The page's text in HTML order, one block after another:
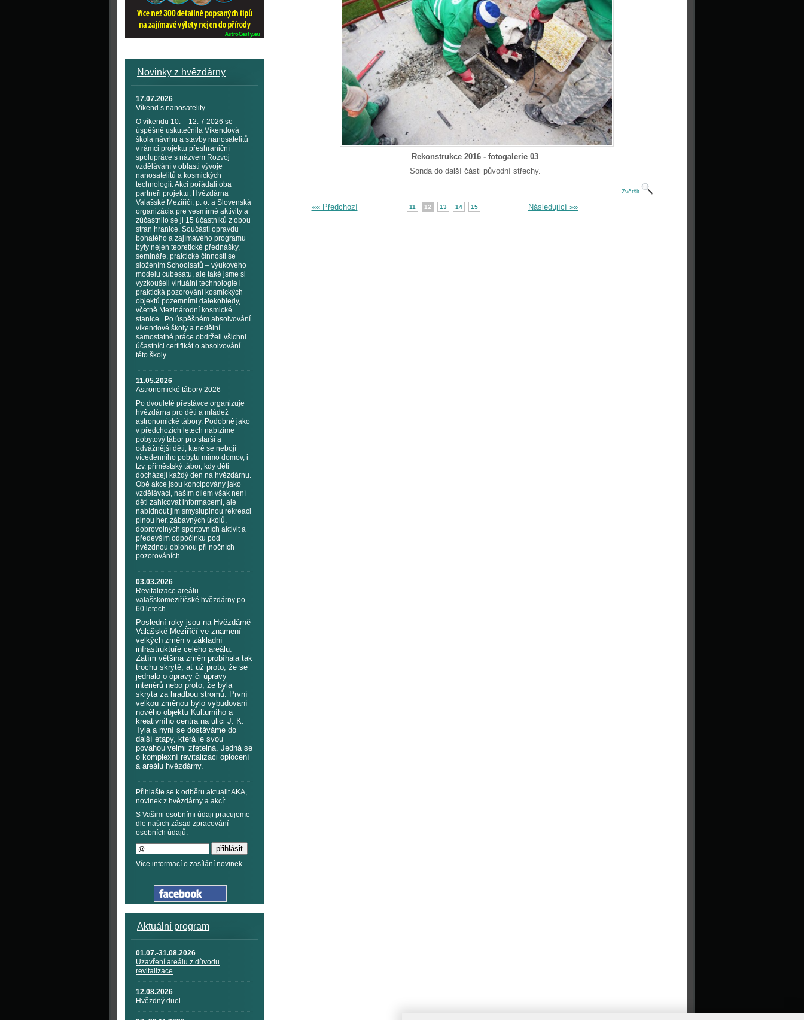
Novinky z hvězdárny
17.07.2026
Víkend s nanosatelity
O víkendu 10. – 12. 7 2026 se
úspěšně uskutečnila Víkendová
škola návrhu a stavby nanosatelitů
v rámci projektu přeshraniční
spolupráce s názvem Rozvoj
vzdělávání v oblasti vývoje
nanosatelitů a kosmických
technologií. Akci pořádali oba
partneři projektu, Hvězdárna
Valašské Meziříčí, p. o. a Slovenská
organizácia pre vesmírné aktivity a
zúčastnilo se ji 15 účastníků z obou
stran hranice. Součástí opravdu
bohatého a zajímavého programu
byly nejen teoretické přednášky,
semináře, praktické činnosti se
složením Schoolsatů – výukového
modelu cubesatu, ale také jsme si
vyzkoušeli virtuální technologie i
praktická pozorování kosmických
objektů pozemními dalekohledy,
včetně Mezinárodní kosmické
stanice. Po úspěšném absolvování
víkendové školy a nedělní
samostatné práce obdrželi všichni
účastníci certifikát o absolvování
této školy.
11.05.2026
Astronomické tábory 2026
Po dvouleté přestávce organizuje
hvězdárna pro děti a mládež
astronomické tábory. Podobně jako
v předchozích letech nabízíme
pobytový tábor pro starší a
odvážnější děti, které se nebojí
vícedenního pobytu mimo domov, i
tzv. příměstský tábor, kdy děti
docházejí každý den na hvězdárnu.
Obě akce jsou koncipovány jako
vzdělávací, naším cílem však není
děti zahlcovat informacemi, ale
nabídnout jim smysluplnou rekreaci
plnou her, zábavných úkolů,
dobrovolných sportovních aktivit a
především odpočinku pod
hvězdnou oblohou při nočních
pozorováních.
03.03.2026
Revitalizace areálu
valašskomeziříčské hvězdárny po
60 letech
Poslední roky jsou na Hvězdárně
Valašské Meziříčí ve znamení
velkých změn v základní
infrastruktuře celého areálu.
Zatím většina změn probíhala tak
trochu skrytě, ať už proto, že se
jednalo o opravy či úpravy
interiérů nebo proto, že byla
skryta za hradbou stromů. První
velkou změnou bylo vybudování
nového objektu Kulturního a
kreativního centra na ulici J. K.
Tyla a nyní se dostáváme do
další etapy, která je svou
povahou velmi zřetelná. Jedná se
o komplexní revitalizaci oplocení
a areálu hvězdárny.
Přihlašte se k odběru aktualit AKA,
novinek z hvězdárny a akcí:
S Vašimi osobními údaji pracujeme
dle našich zásad zpracování
osobních údajů.
Více informací o zasílání novinek
Aktuální program
01.07.-31.08.2026
Uzavření areálu z důvodu
revitalizace
12.08.2026
Hvězdný duel
Rekonstrukce 2016 - fotogalerie 03
Sonda do další části původní střechy.
Zvětšit
«« Předchozí 11 12 13 14 15 Následující »»